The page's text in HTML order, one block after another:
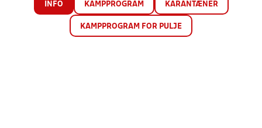
INFO KAMPPROGRAM KARANTÆNER
KAMPPROGRAM FOR PULJE